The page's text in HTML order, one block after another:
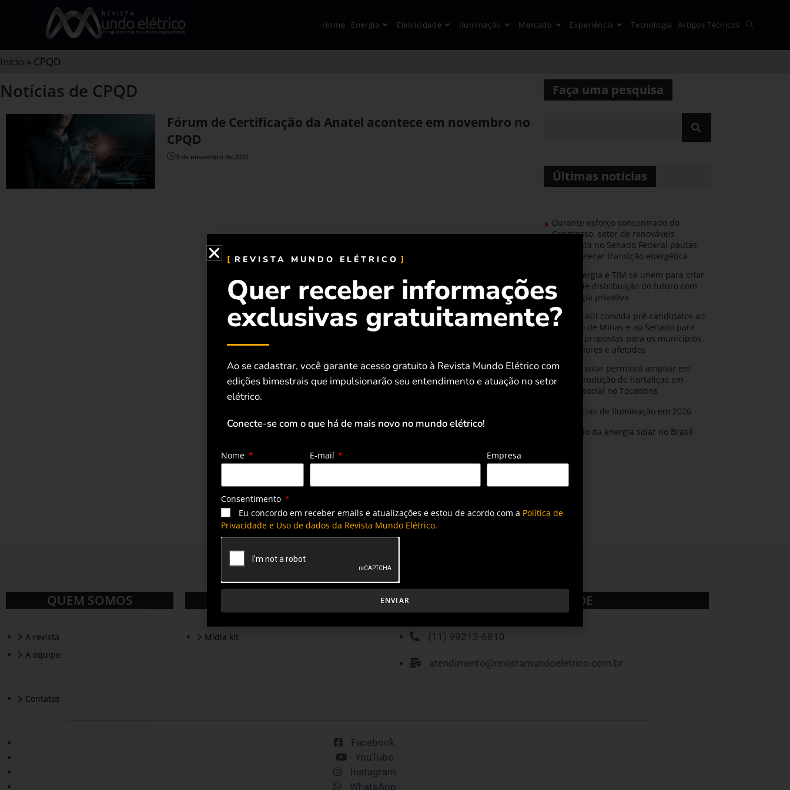
Home Energia Eletricidade Iluminação Mercado Experiência Tecnologia Artigos Técnicos
Início » CPQD
Notícias de CPQD
Fórum de Certificação da Anatel acontece em novembro no
CPQD
3 de novembro de 2022
Faça uma pesquisa
Últimas notícias
Durante esforço concentrado do
Congresso, setor de renováveis
apresenta no Senado Federal pautas
para acelerar transição energética
CPFL Energia e TIM se unem para criar
a rede de distribuição do futuro com
tecnologia privativa
AMIG Brasil convida pré-candidatos ao
Governo de Minas e ao Senado para
discutir propostas para os municípios
mineradores e afetados
Energia solar permitirá ampliar em
25% a produção de hortaliças em
projeto social no Tocantins
Tendências de Iluminação em 2026
Expansão da energia solar no Brasil
QUEM SOMOS
A revista
A equipe
Contatos
Mídia kit
PUBLICIDADE
(11) 99213-6810
atendimento@revistamundoeletrico.com.br
Facebook
YouTube
Instagram
WhatsApp
REVISTA MUNDO ELÉTRICO
Quer receber informações
exclusivas gratuitamente?
Ao se cadastrar, você garante acesso gratuito à Revista Mundo Elétrico com
edições bimestrais que impulsionarão seu entendimento e atuação no setor
elétrico.
Conecte-se com o que há de mais novo no mundo elétrico!
Nome E-mail Empresa
Consentimento
Eu concordo em receber emails e atualizações e estou de acordo com a Política de
Privacidade e Uso de dados da Revista Mundo Elétrico.
ENVIAR